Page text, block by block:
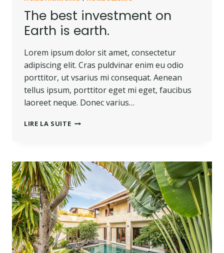
The best investment on
Earth is earth.
Lorem ipsum dolor sit amet, consectetur
adipiscing elit. Cras puldvinar enim eu odio
porttitor, ut vsarius mi consequat. Aenean
tellus ipsum, porttitor eget mi eget, faucibus
laoreet neque. Donec varius…
LIRE LA SUITETHE
EARTH
IS
EARTH.